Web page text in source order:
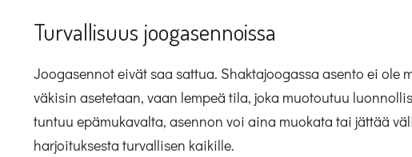
Turvallisuus joogasennoissa
Joogasennot eivät saa sattua. Shaktajoogassa asento ei ole
väkisin asetetaan, vaan lempeä tila, joka muotoutuu
tuntuu epämukavalta, asennon voi aina muokata tai jättää
harjoituksesta turvallisen kaikille.